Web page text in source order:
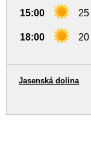
15:00 25
18:00 20
Jasenská dolina